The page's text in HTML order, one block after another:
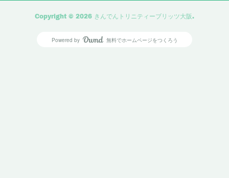
Copyright © 2026 きんでんトリニティーブリッツ大阪.
Powered by AmebaOwnd
無料でホームページをつくろう